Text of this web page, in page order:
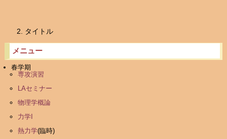
メニュー
春学期
専攻演習
LAセミナー
物理学概論
力学I
熱力学(臨時)
タイトル